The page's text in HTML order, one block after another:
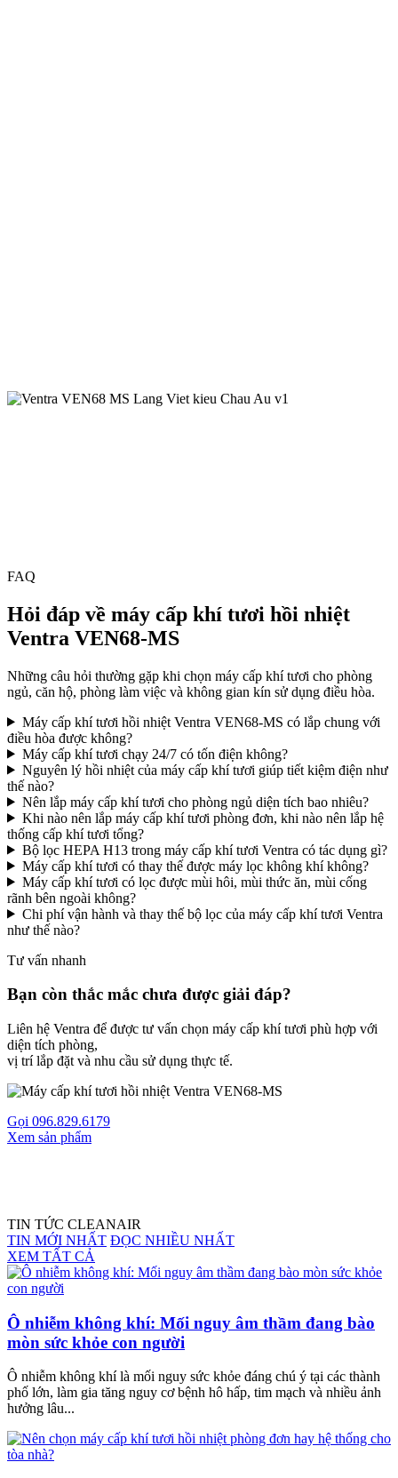
FAQ
Hỏi đáp về máy cấp khí tươi hồi nhiệt
Ventra VEN68-MS
Những câu hỏi thường gặp khi chọn máy cấp khí tươi cho phòng
ngủ, căn hộ, phòng làm việc và không gian kín sử dụng điều hòa.
Máy cấp khí tươi hồi nhiệt Ventra VEN68-MS có lắp chung với
điều hòa được không?
Máy cấp khí tươi chạy 24/7 có tốn điện không?
Nguyên lý hồi nhiệt của máy cấp khí tươi giúp tiết kiệm điện như
thế nào?
Nên lắp máy cấp khí tươi cho phòng ngủ diện tích bao nhiêu?
Khi nào nên lắp máy cấp khí tươi phòng đơn, khi nào nên lắp hệ
thống cấp khí tươi tổng?
Bộ lọc HEPA H13 trong máy cấp khí tươi Ventra có tác dụng gì?
Máy cấp khí tươi có thay thế được máy lọc không khí không?
Máy cấp khí tươi có lọc được mùi hôi, mùi thức ăn, mùi cống
rãnh bên ngoài không?
Chi phí vận hành và thay thế bộ lọc của máy cấp khí tươi Ventra
như thế nào?
Tư vấn nhanh
Bạn còn thắc mắc chưa được giải đáp?
Liên hệ Ventra để được tư vấn chọn máy cấp khí tươi phù hợp với
diện tích phòng,
vị trí lắp đặt và nhu cầu sử dụng thực tế.
Gọi 096.829.6179
Xem sản phẩm
TIN TỨC CLEANAIR
TIN MỚI NHẤT ĐỌC NHIỀU NHẤT
XEM TẤT CẢ
Ô nhiễm không khí: Mối nguy âm thầm đang bào
mòn sức khỏe con người
Ô nhiễm không khí là mối nguy sức khỏe đáng chú ý tại các thành
phố lớn, làm gia tăng nguy cơ bệnh hô hấp, tim mạch và nhiều ảnh
hưởng lâu...